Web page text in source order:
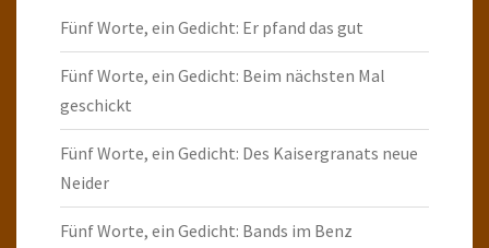
Fünf Worte, ein Gedicht: Er pfand das gut
Fünf Worte, ein Gedicht: Beim nächsten Mal
geschickt
Fünf Worte, ein Gedicht: Des Kaisergranats neue
Neider
Fünf Worte, ein Gedicht: Bands im Benz